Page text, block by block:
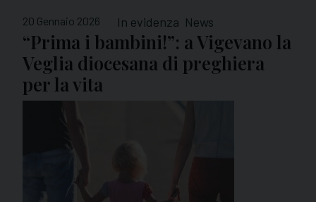
20 Gennaio 2026 In evidenza News
“Prima i bambini!”: a Vigevano la
Veglia diocesana di preghiera
per la vita